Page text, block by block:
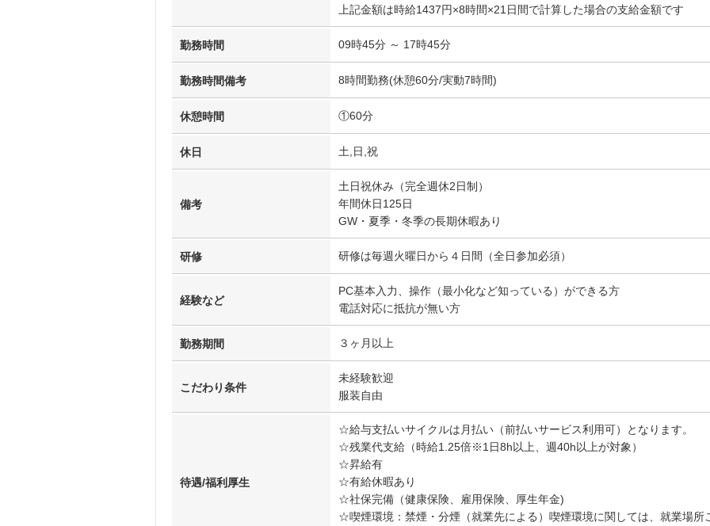
上記金額は時給1437円×8時間×21日間で計算した場合の支給金額です
勤務時間 09時45分 ～ 17時45分
勤務時間備考 8時間勤務(休憩60分/実動7時間)
休憩時間 ①60分
休日 土,日,祝
備考
土日祝休み（完全週休2日制）
年間休日125日
GW・夏季・冬季の長期休暇あり
研修 研修は毎週火曜日から４日間（全日参加必須）
経験など
PC基本入力、操作（最小化など知っている）ができる方
電話対応に抵抗が無い方
勤務期間 ３ヶ月以上
こだわり条件
未経験歓迎
服装自由
待遇/福利厚生
☆給与支払いサイクルは月払い（前払いサービス利用可）となります。
☆残業代支給（時給1.25倍※1日8h以上、週40h以上が対象）
☆昇給有
☆有給休暇あり
☆社保完備（健康保険、雇用保険、厚生年金)
☆喫煙環境：禁煙・分煙（就業先による）喫煙環境に関しては、就業場所